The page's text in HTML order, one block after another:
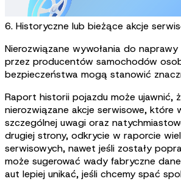
6. Historyczne lub bieżące akcje
Nierozwiązane wywołania do
przez producentów samochodów
bezpieczeństwa mogą stanowić
Raport historii pojazdu może ujawnić,
nierozwiązane akcje serwisowe, które
szczególnej uwagi oraz
drugiej strony, odkrycie w raporcie
serwisowych, nawet jeśli zostały
może sugerować wady fabryczne
aut lepiej unikać, jeśli chcemy spać